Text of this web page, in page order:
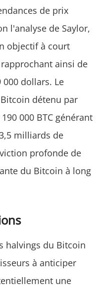
de prix
l'analyse de Saylor,
objectif à court
ainsi de
dollars. Le
détenu par
000 BTC générant
milliards de
profonde de
du Bitcoin à long
halvings du Bitcoin
à anticiper
une